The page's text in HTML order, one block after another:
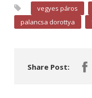
vegyes páros
palancsa dorottya
Share Post: